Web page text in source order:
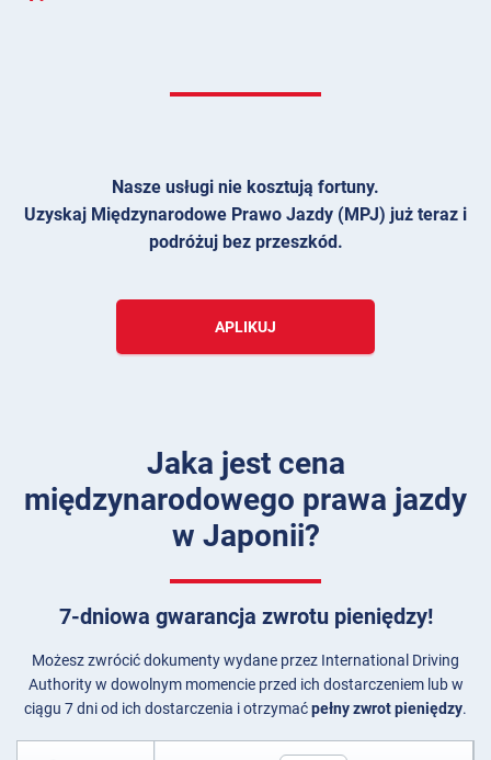
Nasze usługi nie kosztują fortuny.
Uzyskaj Międzynarodowe Prawo Jazdy (MPJ) już teraz i
podróżuj bez przeszkód.
APLIKUJ
Jaka jest cena
międzynarodowego prawa jazdy
w Japonii?
7-dniowa gwarancja zwrotu pieniędzy!
Możesz zwrócić dokumenty wydane przez International Driving
Authority w dowolnym momencie przed ich dostarczeniem lub w
ciągu 7 dni od ich dostarczenia i otrzymaćpełny zwrot pieniędzy.